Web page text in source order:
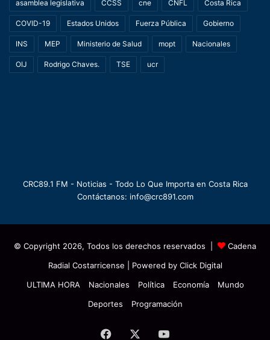
asamblea legislativa CCSS cne CNFL Costa Rica
COVID-19 Estados Unidos Fuerza Pública Gobierno
INS MEP Ministerio de Salud mopt Nacionales
OIJ Rodrigo Chaves. TSE ucr
CRC89.1 FM - Noticias - Todo Lo Que Importa en Costa Rica
Contáctanos: info@crc891.com
© Copyright 2026, Todos los derechos reservados |
Cadena
Radial Costarricense | Powered by Click Digital
ULTIMA HORA
Nacionales Política Economía
Mundo
Deportes
Programación
Facebook YouTube